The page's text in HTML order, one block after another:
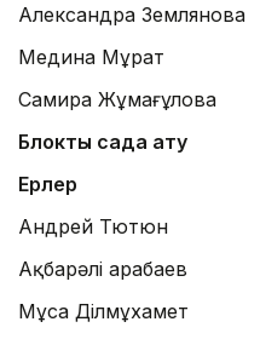
Александра Землянова
Медина Мұрат
Самира Жұмағұлова
Блоктық садақ ату
Ерлер
Андрей Тютюн
Ақбарәлі Қарабаев
Мұса Ділмұхамет